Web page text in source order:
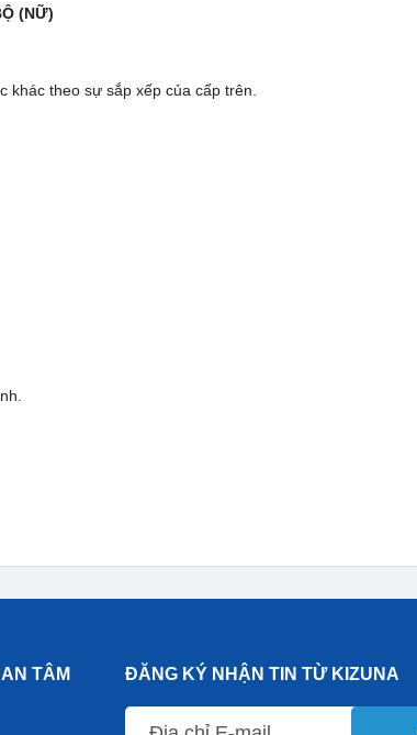
(NỮ)
khác theo sự sắp xếp của cấp trên.
TÂM ĐĂNG KÝ NHẬN TIN TỪ KIZUNA